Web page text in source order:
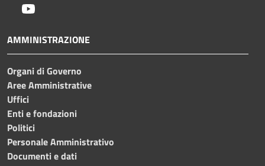
AMMINISTRAZIONE
Organi di Governo
Aree Amministrative
Uffici
Enti e fondazioni
Politici
Personale Amministrativo
Documenti e dati